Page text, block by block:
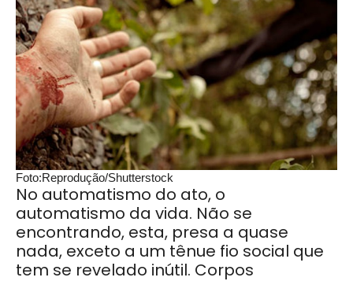
Foto:Reprodução/Shutterstock
No automatismo do ato, o
automatismo da vida. Não se
encontrando, esta, presa a quase
nada, exceto a um tênue fio social que
tem se revelado inútil. Corpos